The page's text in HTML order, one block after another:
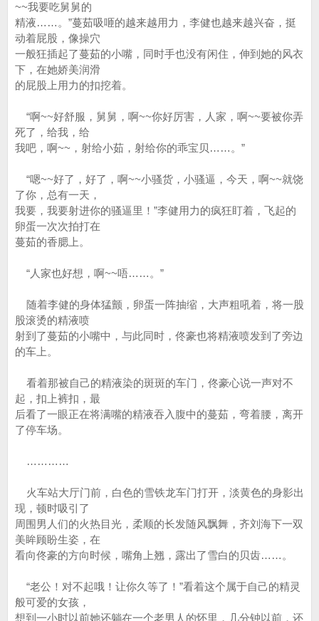
~~我要吃舅舅的
精液……。”蔓茹吸咂的越来越用力，李健也越来越兴奋，挺
动着屁股，像操穴
一般狂插起了蔓茹的小嘴，同时手也没有闲住，伸到她的风衣
下，在她娇美润滑
的屁股上用力的扣挖着。
“啊~~好舒服，舅舅，啊~~你好厉害，人家，啊~~要被你弄
死了，给我，给
我吧，啊~~，射给小茹，射给你的乖宝贝……。”
“嗯~~好了，好了，啊~~小骚货，小骚逼，今天，啊~~就饶
了你，总有一天，
我要，我要射进你的骚逼里！”李健用力的疯狂盯着，飞起的
卵蛋一次次拍打在
蔓茹的香腮上。
“人家也好想，啊~~唔……。”
随着李健的身体猛颤，卵蛋一阵抽缩，大声粗吼着，将一股
股滚烫的精液喷
射到了蔓茹的小嘴中，与此同时，佟豪也将精液喷发到了旁边
的车上。
看着那被自己的精液染的斑斑的车门，佟豪心说一声对不
起，扣上裤扣，最
后看了一眼正在将满嘴的精液吞入腹中的蔓茹，弯着腰，离开
了停车场。
…………
火车站大厅门前，白色的雪铁龙车门打开，淡黄色的身影出
现，顿时吸引了
周围男人们的火热目光，柔顺的长发随风飘舞，齐刘海下一双
美眸顾盼生姿，在
看向佟豪的方向时候，嘴角上翘，露出了雪白的贝齿……。
“老公！对不起哦！让你久等了！”看着这个属于自己的精灵
般可爱的女孩，
想到一小时以前她还躺在一个老男人的怀里，几分钟以前，还